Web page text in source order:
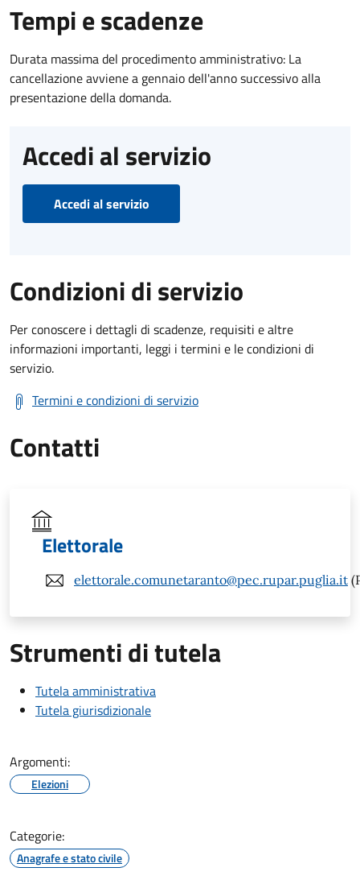
Tempi e scadenze
Durata massima del procedimento amministrativo: La
cancellazione avviene a gennaio dell'anno successivo alla
presentazione della domanda.
Accedi al servizio
Accedi al servizio
Condizioni di servizio
Per conoscere i dettagli di scadenze, requisiti e altre
informazioni importanti, leggi i termini e le condizioni di
servizio.
Termini e condizioni di servizio
Contatti
Elettorale
elettorale.comunetaranto@pec.rupar.puglia.it
Strumenti di tutela
Tutela amministrativa
Tutela giurisdizionale
Argomenti:
Elezioni
Categorie:
Anagrafe e stato civile